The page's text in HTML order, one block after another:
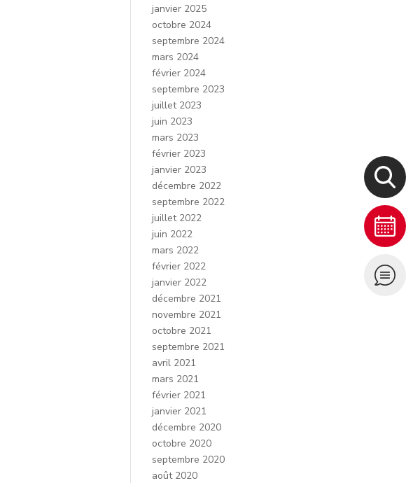
janvier 2025
octobre 2024
septembre 2024
mars 2024
février 2024
septembre 2023
juillet 2023
juin 2023
mars 2023
février 2023
janvier 2023
décembre 2022
septembre 2022
juillet 2022
juin 2022
mars 2022
février 2022
janvier 2022
décembre 2021
novembre 2021
octobre 2021
septembre 2021
avril 2021
mars 2021
février 2021
janvier 2021
décembre 2020
octobre 2020
septembre 2020
août 2020